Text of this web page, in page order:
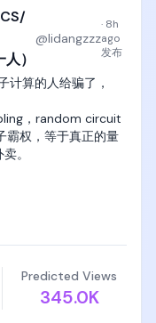
型，Gemini。
事。
什么都强。
）
@lidangzzz
· 8h
ago
发布
计算的人给骗了，
，random circuit
霸权，等于真正的量
。
量子霸权都是骗
都被骗了，中国国务
都决定继续烧钱在
的200多qubit的量
、random circuit
Predicted Views
345.0K